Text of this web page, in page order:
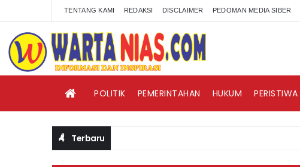
TENTANG KAMI REDAKSI DISCLAIMER PEDOMAN MEDIA SIBER
POLITIK PEMERINTAHAN HUKUM PERISTIWA
Terbaru